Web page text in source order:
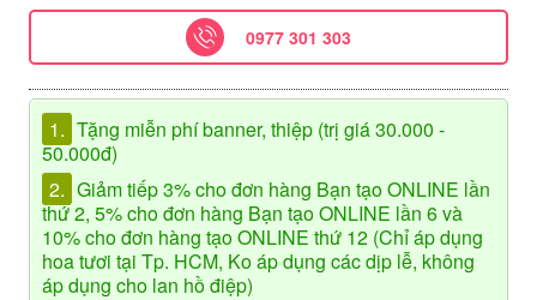
0977 301 303
1. Tặng miễn phí banner, thiệp (trị giá 30.000 -
50.000đ)
2. Giảm tiếp 3% cho đơn hàng Bạn tạo ONLINE lần
thứ 2, 5% cho đơn hàng Bạn tạo ONLINE lần 6 và
10% cho đơn hàng tạo ONLINE thứ 12 (Chỉ áp dụng
hoa tươi tại Tp. HCM, Ko áp dụng các dịp lễ, không
áp dụng cho lan hồ điệp)